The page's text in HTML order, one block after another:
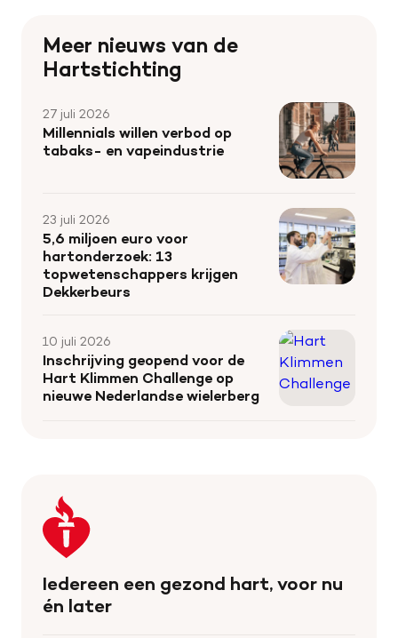
Meer nieuws van de
Hartstichting
27 juli 2026
Millennials willen verbod op
tabaks- en vapeindustrie
23 juli 2026
5,6 miljoen euro voor
hartonderzoek: 13
topwetenschappers krijgen
Dekkerbeurs
10 juli 2026
Inschrijving geopend voor de
Hart Klimmen Challenge op
nieuwe Nederlandse wielerberg
Keer
terug
naar
homepage
Iedereen een gezond hart, voor nu
én later